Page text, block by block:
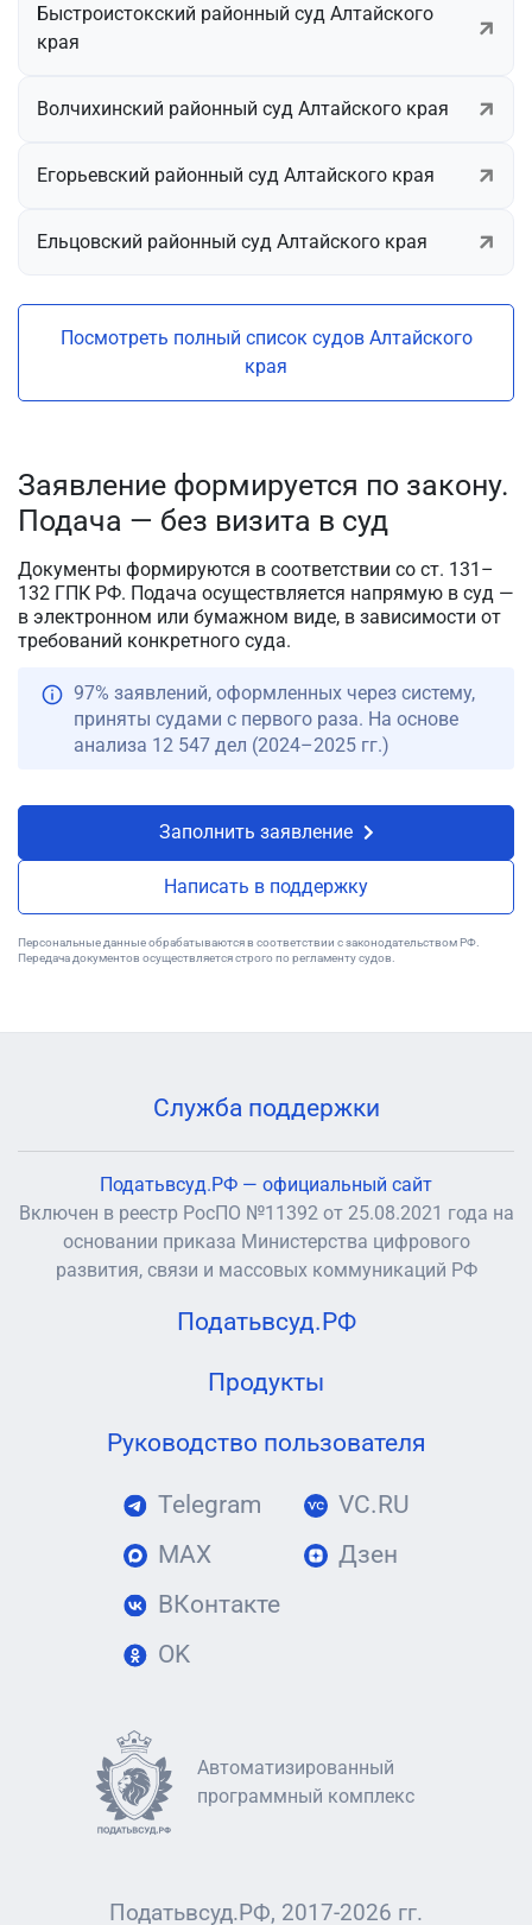
Быстроистокский районный суд Алтайского
края
Волчихинский районный суд Алтайского края
Егорьевский районный суд Алтайского края
Ельцовский районный суд Алтайского края
Посмотреть полный список судов Алтайского
края
Заявление формируется по закону.
Подача — без визита в суд
Документы формируются в соответствии со ст. 131–
132 ГПК РФ. Подача осуществляется напрямую в суд —
в электронном или бумажном виде, в зависимости от
требований конкретного суда.
97% заявлений, оформленных через систему,
приняты судами с первого раза. На основе
анализа 12 547 дел (2024–2025 гг.)
Заполнить заявление
Написать в поддержку
Персональные данные обрабатываются в соответствии с законодательством РФ.
Передача документов осуществляется строго по регламенту судов.
Служба поддержки
Податьвсуд.РФ — официальный сайт
Включен в реестр РосПО №11392 от 25.08.2021 года на
основании приказа Министерства цифрового
развития, связи и массовых коммуникаций РФ
Податьвсуд.РФ
Продукты
Руководство пользователя
Telegram
MAX
ВКонтакте
OK
VC.RU
Дзен
Автоматизированный
программный комплекс
Податьвсуд.РФ, 2017-2026 гг.